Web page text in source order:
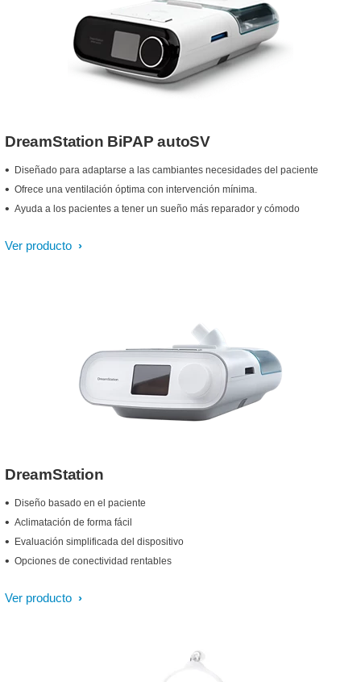
DreamStation BiPAP autoSV
Diseñado para adaptarse a las cambiantes necesidades del paciente
Ofrece una ventilación óptima con intervención mínima.
Ayuda a los pacientes a tener un sueño más reparador y cómodo
Ver producto
DreamStation
Diseño basado en el paciente
Aclimatación de forma fácil
Evaluación simplificada del dispositivo
Opciones de conectividad rentables
Ver producto